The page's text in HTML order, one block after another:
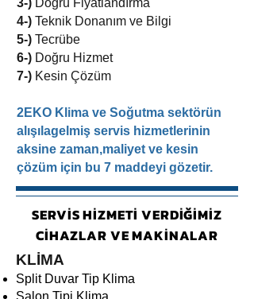
3-) Doğru Fiyatlandırma
4-) Teknik Donanım ve Bilgi
5-) Tecrübe
6-) Doğru Hizmet
7-) Kesin Çözüm
2EKO Klima ve Soğutma sektörün
alışılagelmiş servis hizmetlerinin
aksine zaman,maliyet ve kesin
çözüm için bu 7 maddeyi gözetir.
SERVİS HİZMETİ VERDİĞİMİZ
CİHAZLAR VE MAKİNALAR
KLİMA
Split Duvar Tip Klima
Salon Tipi Klima